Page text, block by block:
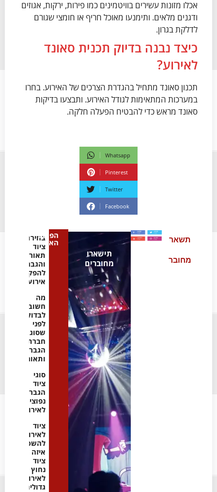
אכלו מזונות עשירים בוויטמינים כמו פירות, ירקות, אגוזים
ודגנים מלאים. ותימנעו מאוכל חריף או חומצי שגורם
לדלקת בגרון.
כיצד נבנה בדיוק תכנית סאונד
לאירוע?
תכנון סאונד מתחיל בהגדרת הצרכים של האירוע. בחרו
במערכות המתאימות לגודל האירוע. ותבצעו בדיקות
סאונד מראש כדי להבטיח הפעלה חלקה.
Whatsapp
Pinterest
Twitter
Facebook
תשאר
מחובר
תישארו
מחוברים
הפוסט
האחרון
בחירת
ציוד
תאורה
והגברה
להפקת
אירועים
מה
חשוב
לבדוק
לפני
שסוגרים
חברת
הגברה
ותאורה
סוגי
ציוד
הגברה
נפוצים
לאירועים
ציוד
לאירועים
להשכרה:
איזה
ציוד
נחוץ
לאירועים
גדולים